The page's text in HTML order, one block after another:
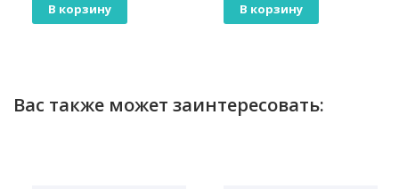
В корзину В корзину
Вас также может заинтересовать: